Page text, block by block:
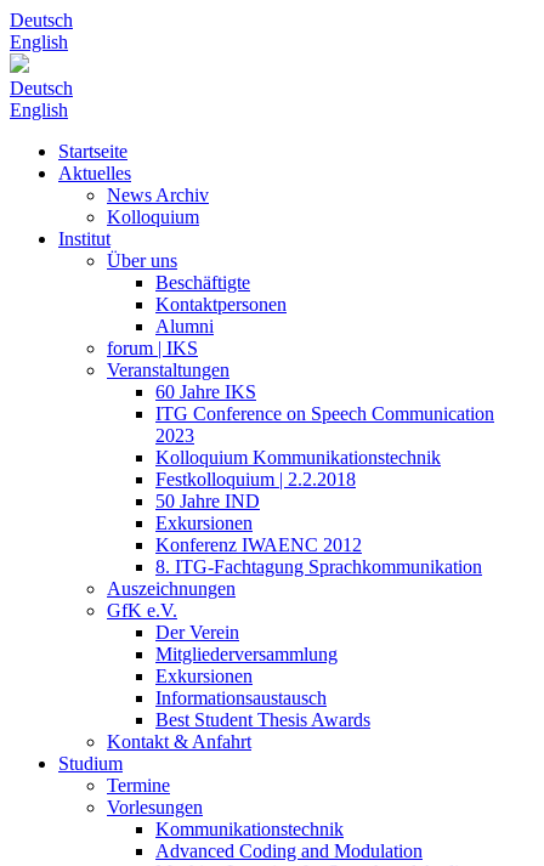
Deutsch
English
Deutsch
English
Startseite
Aktuelles
News Archiv
Kolloquium
Institut
Über uns
Beschäftigte
Kontaktpersonen
Alumni
forum | IKS
Veranstaltungen
60 Jahre IKS
ITG Conference on Speech Communication
2023
Kolloquium Kommunikationstechnik
Festkolloquium | 2.2.2018
50 Jahre IND
Exkursionen
Konferenz IWAENC 2012
8. ITG-Fachtagung Sprachkommunikation
Auszeichnungen
GfK e.V.
Der Verein
Mitgliederversammlung
Exkursionen
Informationsaustausch
Best Student Thesis Awards
Kontakt & Anfahrt
Studium
Termine
Vorlesungen
Kommunikationstechnik
Advanced Coding and Modulation